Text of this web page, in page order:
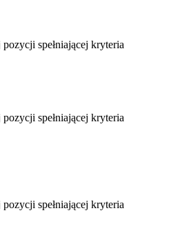
spełniającej kryteria
spełniającej kryteria
spełniającej kryteria